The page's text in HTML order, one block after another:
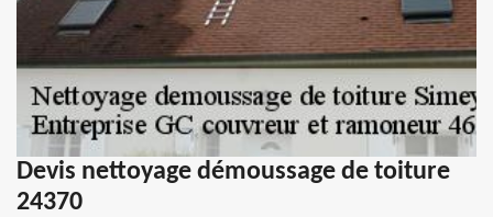
Devis nettoyage démoussage de toiture
24370